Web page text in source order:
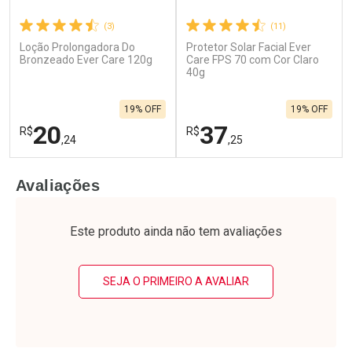
(3)
Loção Prolongadora Do
Bronzeado Ever Care 120g
R$20,24
19% OFF
Laboratório
Por Menos
(11)
Protetor Solar Facial Ever
Care FPS 70 com Cor Claro
40g
R$37,25
19% OFF
Laboratório
Por Menos
Avaliações
Este produto ainda não tem avaliações
SEJA O PRIMEIRO A AVALIAR